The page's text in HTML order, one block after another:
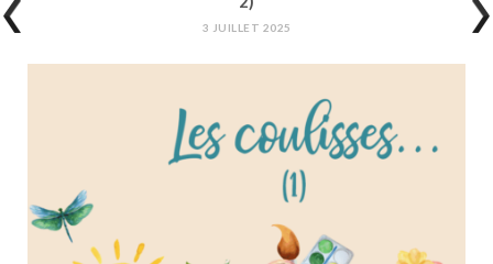
3 JUILLET 2025